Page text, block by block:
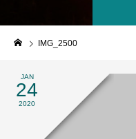
IMG_2500
JAN
24
2020